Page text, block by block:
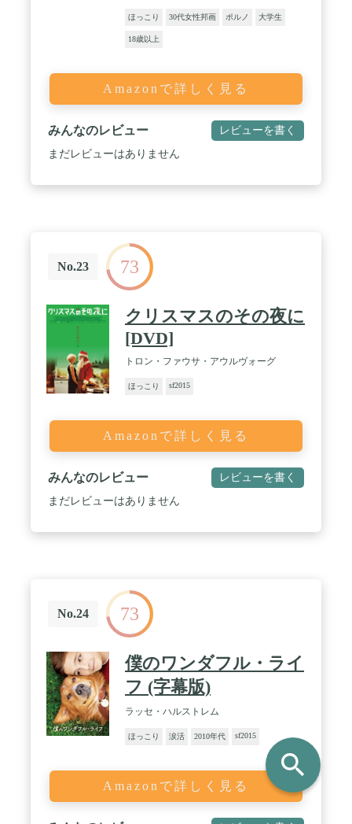
ほっこり 30代女性邦画 ポルノ 大学生
18歳以上
Amazonで詳しく見る
みんなのレビュー レビューを書く
まだレビューはありません
No.23 73
クリスマスのその夜に
[DVD]
トロン・ファウサ・アウルヴォーグ
ほっこり sf2015
Amazonで詳しく見る
みんなのレビュー レビューを書く
まだレビューはありません
No.24 73
僕のワンダフル・ライ
フ (字幕版)
ラッセ・ハルストレム
ほっこり 涙活 2010年代 sf2015
Amazonで詳しく見る
search